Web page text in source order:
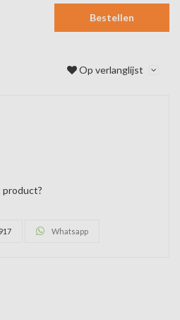
Bestellen
Op verlanglijst
product?
Whatsapp